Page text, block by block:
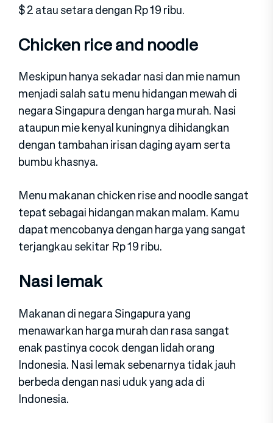
$ 2 atau setara dengan Rp 19 ribu.
Chicken rice and noodle
Meskipun hanya sekadar nasi dan mie namun
menjadi salah satu menu hidangan mewah di
negara Singapura dengan harga murah. Nasi
ataupun mie kenyal kuningnya dihidangkan
dengan tambahan irisan daging ayam serta
bumbu khasnya.
Menu makanan chicken rise and noodle sangat
tepat sebagai hidangan makan malam. Kamu
dapat mencobanya dengan harga yang sangat
terjangkau sekitar Rp 19 ribu.
Nasi lemak
Makanan di negara Singapura yang
menawarkan harga murah dan rasa sangat
enak pastinya cocok dengan lidah orang
Indonesia. Nasi lemak sebenarnya tidak jauh
berbeda dengan nasi uduk yang ada di
Indonesia.